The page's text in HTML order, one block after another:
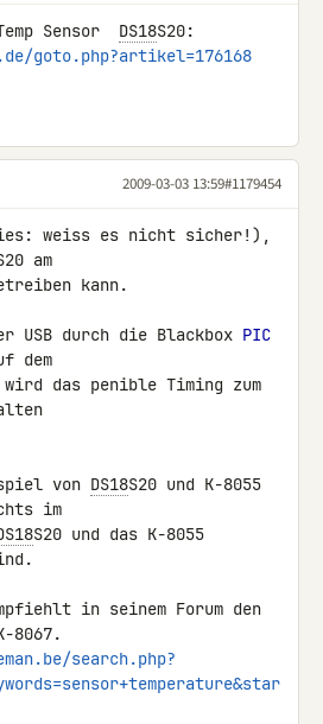
Sensor DS18
goto.php?artikel=176168
2009-03-03 13:59#1179454
weiss es nicht sicher!),
am
kann.
USB durch die Blackbox PIC
dem
wird das penible Timing zum
von DS18S20 und K-8055
im
S20 und das K-8055
in seinem Forum den
search.php?